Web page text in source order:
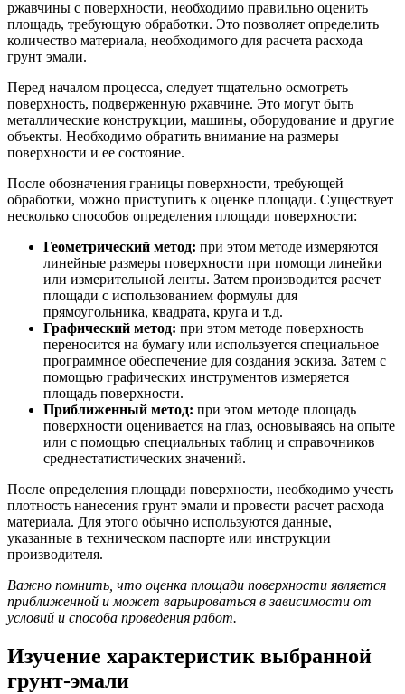
ржавчины с поверхности, необходимо правильно оценить
площадь, требующую обработки. Это позволяет определить
количество материала, необходимого для расчета расхода
грунт эмали.
Перед началом процесса, следует тщательно осмотреть
поверхность, подверженную ржавчине. Это могут быть
металлические конструкции, машины, оборудование и другие
объекты. Необходимо обратить внимание на размеры
поверхности и ее состояние.
После обозначения границы поверхности, требующей
обработки, можно приступить к оценке площади. Существует
несколько способов определения площади поверхности:
Геометрический метод: при этом методе измеряются
линейные размеры поверхности при помощи линейки
или измерительной ленты. Затем производится расчет
площади с использованием формулы для
прямоугольника, квадрата, круга и т.д.
Графический метод: при этом методе поверхность
переносится на бумагу или используется специальное
программное обеспечение для создания эскиза. Затем с
помощью графических инструментов измеряется
площадь поверхности.
Приближенный метод: при этом методе площадь
поверхности оценивается на глаз, основываясь на опыте
или с помощью специальных таблиц и справочников
среднестатистических значений.
После определения площади поверхности, необходимо учесть
плотность нанесения грунт эмали и провести расчет расхода
материала. Для этого обычно используются данные,
указанные в техническом паспорте или инструкции
производителя.
Важно помнить, что оценка площади поверхности является
приближенной и может варьироваться в зависимости от
условий и способа проведения работ.
Изучение характеристик выбранной
грунт-эмали